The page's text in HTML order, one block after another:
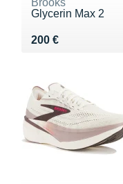
Brooks
Glycerin Max 2
200 €
Vendu 200 €